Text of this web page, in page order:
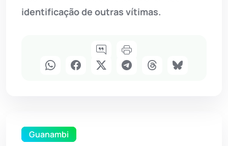
identificação de outras vítimas.
Guanambi